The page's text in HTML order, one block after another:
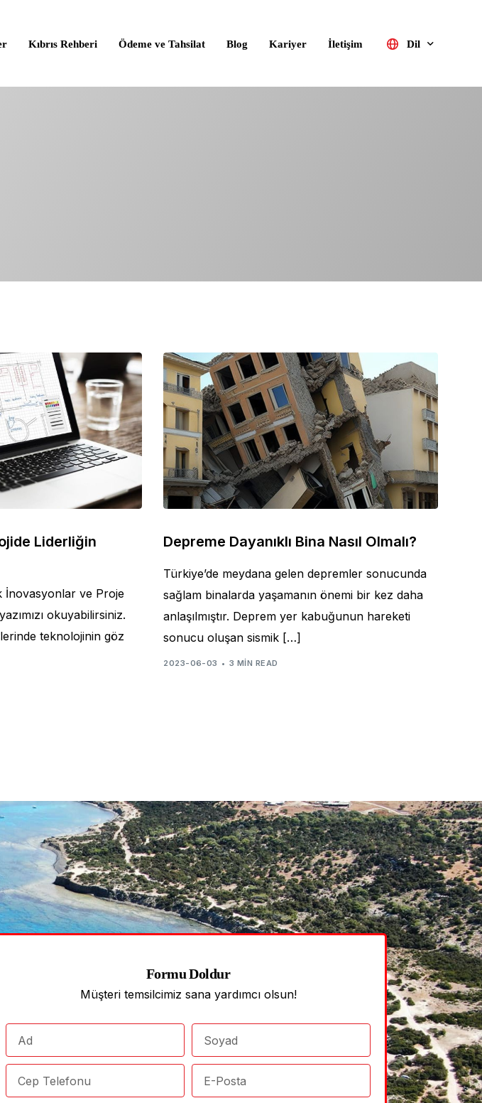
Kıbrıs Rehberi Ödeme ve Tahsilat Blog Kariyer İletişim Dil
Liderliğin
İnovasyonlar ve Proje
okuyabilirsiniz.
teknolojinin göz
Depreme Dayanıklı Bina Nasıl Olmalı?
Türkiye’de meydana gelen depremler sonucunda
sağlam binalarda yaşamanın önemi bir kez daha
anlaşılmıştır. Deprem yer kabuğunun hareketi
sonucu oluşan sismik […]
2023-06-03 3 MIN READ
Formu Doldur
Müşteri temsilcimiz sana yardımcı olsun!